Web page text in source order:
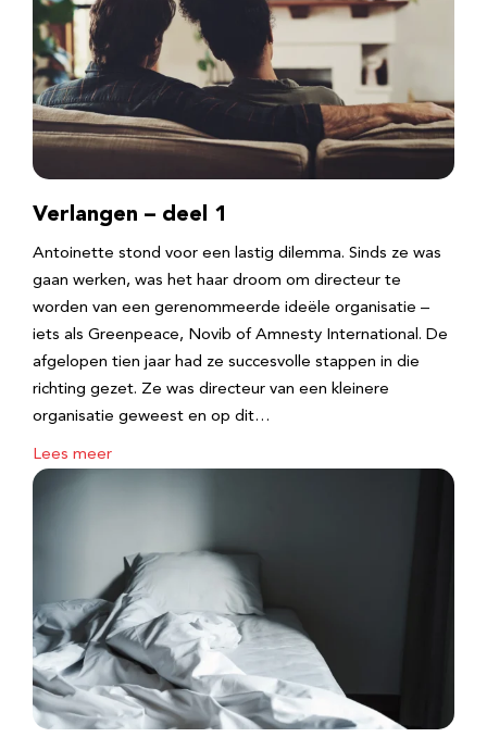
Verlangen – deel 1
Antoinette stond voor een lastig dilemma. Sinds ze was
gaan werken, was het haar droom om directeur te
worden van een gerenommeerde ideële organisatie –
iets als Greenpeace, Novib of Amnesty International. De
afgelopen tien jaar had ze succesvolle stappen in die
richting gezet. Ze was directeur van een kleinere
organisatie geweest en op dit…
Lees meer